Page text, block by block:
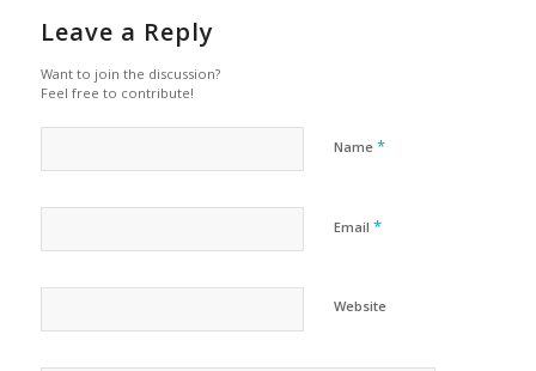
Leave a Reply
Want to join the discussion?
Feel free to contribute!
Name *
Email *
Website